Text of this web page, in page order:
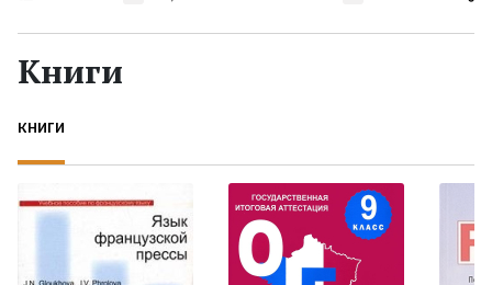
Жанры
Экранизации
Коллекции
Книги
КНИГИ